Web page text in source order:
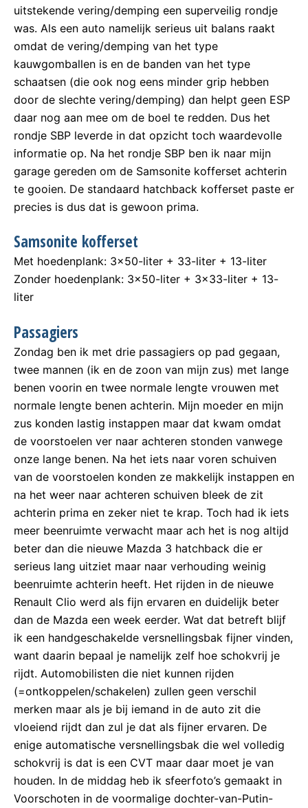
uitstekende vering/demping een superveilig rondje
was. Als een auto namelijk serieus uit balans raakt
omdat de vering/demping van het type
kauwgomballen is en de banden van het type
schaatsen (die ook nog eens minder grip hebben
door de slechte vering/demping) dan helpt geen ESP
daar nog aan mee om de boel te redden. Dus het
rondje SBP leverde in dat opzicht toch waardevolle
informatie op. Na het rondje SBP ben ik naar mijn
garage gereden om de Samsonite kofferset achterin
te gooien. De standaard hatchback kofferset paste er
precies is dus dat is gewoon prima.
Samsonite kofferset
Met hoedenplank: 3×50-liter + 33-liter + 13-liter
Zonder hoedenplank: 3×50-liter + 3×33-liter + 13-
liter
Passagiers
Zondag ben ik met drie passagiers op pad gegaan,
twee mannen (ik en de zoon van mijn zus) met lange
benen voorin en twee normale lengte vrouwen met
normale lengte benen achterin. Mijn moeder en mijn
zus konden lastig instappen maar dat kwam omdat
de voorstoelen ver naar achteren stonden vanwege
onze lange benen. Na het iets naar voren schuiven
van de voorstoelen konden ze makkelijk instappen en
na het weer naar achteren schuiven bleek de zit
achterin prima en zeker niet te krap. Toch had ik iets
meer beenruimte verwacht maar ach het is nog altijd
beter dan die nieuwe Mazda 3 hatchback die er
serieus lang uitziet maar naar verhouding weinig
beenruimte achterin heeft. Het rijden in de nieuwe
Renault Clio werd als fijn ervaren en duidelijk beter
dan de Mazda een week eerder. Wat dat betreft blijf
ik een handgeschakelde versnellingsbak fijner vinden,
want daarin bepaal je namelijk zelf hoe schokvrij je
rijdt. Automobilisten die niet kunnen rijden
(=ontkoppelen/schakelen) zullen geen verschil
merken maar als je bij iemand in de auto zit die
vloeiend rijdt dan zul je dat als fijner ervaren. De
enige automatische versnellingsbak die wel volledig
schokvrij is dat is een CVT maar daar moet je van
houden. In de middag heb ik sfeerfoto’s gemaakt in
Voorschoten in de voormalige dochter-van-Putin-